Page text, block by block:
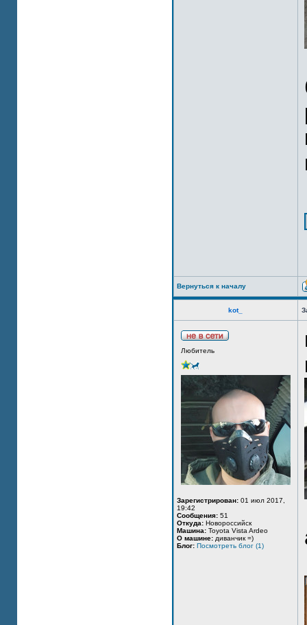
Вернуться к началу
kot_
Любитель
Зарегистрирован: 01 июл 2017,
19:42
Сообщения: 51
Откуда: Новороссийск
Машина: Toyota Vista Ardeo
О машине: диванчик =)
Блог: Посмотреть блог (1)